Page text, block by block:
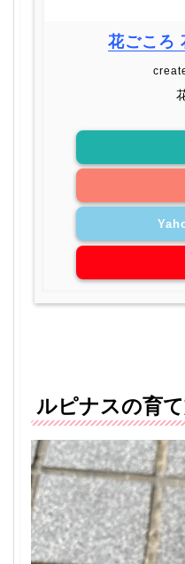
花ごころ
ルピナスの育